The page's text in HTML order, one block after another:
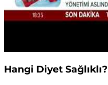
Hangi Diyet Sağlıklı?